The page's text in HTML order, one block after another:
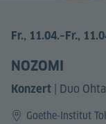
Fr., 11.04.–Fr.,
NOZOMI
Konzert | Duo
Goethe-Institut